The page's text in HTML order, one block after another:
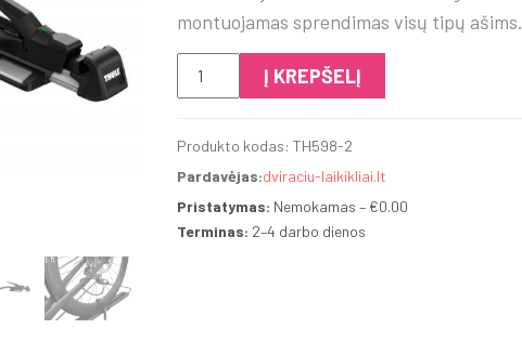
montuojamas sprendimas visų tipų ašims.
produkto
kiekis:
TopRide
Į KREPŠELĮ
Produkto kodas:TH598-2
Pardavėjas:dviraciu-laikikliai.lt
Pristatymas: Nemokamas – €0.00
Terminas: 2–4 darbo dienos